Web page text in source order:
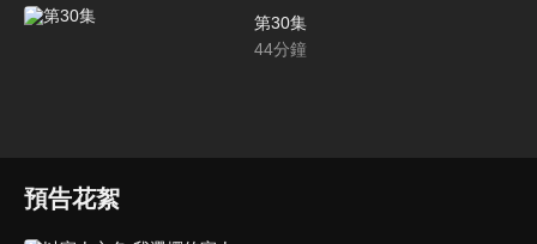
第30集
44分鐘
預告花絮